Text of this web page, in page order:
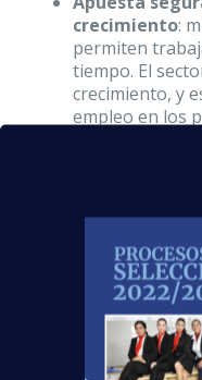
crecimiento:
permiten
tiempo. El
crecimiento, y
empleo en los
depende de la
otros muchos
conocer la
Abrirás tu
culturas,
imposible que
cambie a mejor.